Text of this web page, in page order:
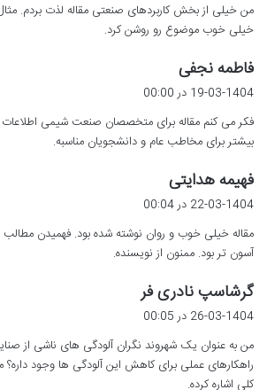
:
من خیلی از بخش کاربردهای صنعتی مقاله لذت بردم.
خیلی خوب موضوع رو روشن کرد.
فاطمه نجفی
ت
19-03-1404 در 00:00
فکر می کنم مقاله برای متخصصان صنعت شیمی
بیشتر برای مخاطب عام و دانشجویان مناسبه.
فهیمه هدایتی
ف
22-03-1404 در 00:04
مقاله خیلی خوب و روان نوشته شده بود. فهمیدن
آسون تر بود. ممنون از نویسنده.
گرشاسپ نادری فر
:
26-03-1404 در 00:05
من به عنوان یک شهروند نگران آلودگی های ناشی از
راهکارهای عملی برای کاهش این آلودگی ها وجود داره؟
کلی اشاره کرده.